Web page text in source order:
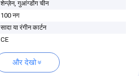
शेन्ज़ेन, गुआंग्डोंग चीन
100 नग
सादा या रंगीन कार्टन
CE
और देखो